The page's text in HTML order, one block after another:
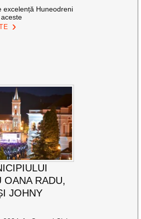
excelență Huneodreni
OANA RADU,
JOHNY